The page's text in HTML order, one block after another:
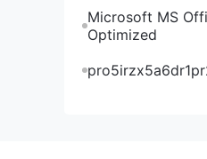
Microsoft MS
Optimized